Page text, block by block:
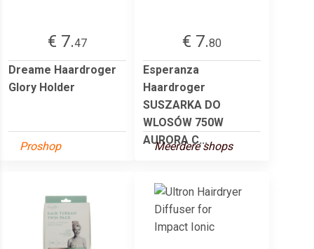
€ 7.47
Dreame Haardroger
Glory Holder
Proshop
€ 7.80
Esperanza
Haardroger
SUSZARKA DO
WLOSÓW 750W
AURORA C...
Meerdere shops